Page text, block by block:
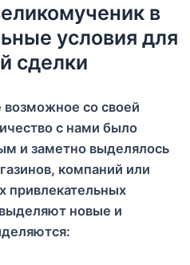
в
условия для
сделки
со своей
с нами было
и заметно выделялось
компаний или
привлекательных
новые и